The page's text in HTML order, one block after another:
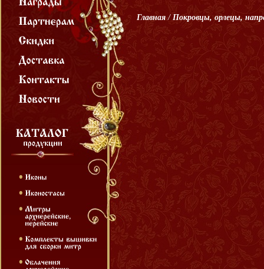
Главная / Покровцы, орлецы,